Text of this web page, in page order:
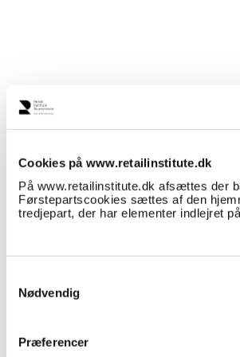
Cookies på www.retailinstitute.dk
På www.retailinstitute.dk afsættes der
Førstepartscookies sættes af den
tredjepart, der har elementer indlejret
Nødvendig
Præferencer
Prognose 2033